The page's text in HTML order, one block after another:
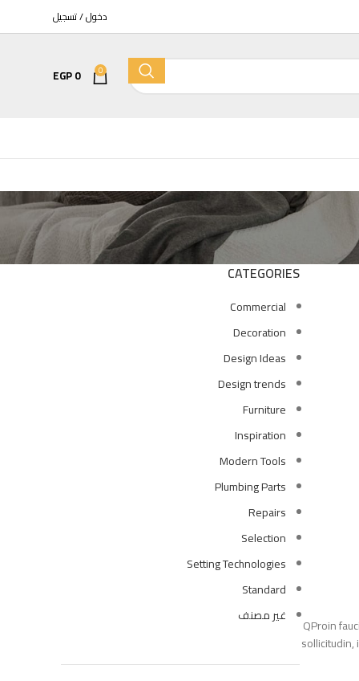
دخول / تسجيل
EGP
مرحاض
كمبينشن معلق تايتن بالدش
EGP7525
EGP6400
QProin
CATEGORIES
Commercial
Decoration
Design Ideas
Design trends
Furniture
Inspiration
Modern Tools
Plumbing Parts
Repairs
Selection
Setting Technologies
Standard
غير مصنف